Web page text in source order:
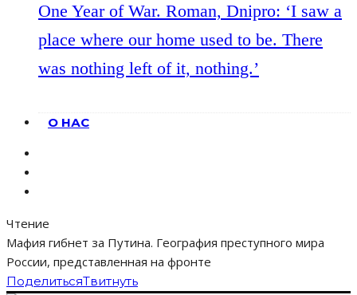
One Year of War. Roman, Dnipro: ‘I saw a
place where our home used to be. There
was nothing left of it, nothing.’
О НАС
Чтение
Мафия гибнет за Путина. География преступного мира
России, представленная на фронте
ПоделитьсяТвитнуть